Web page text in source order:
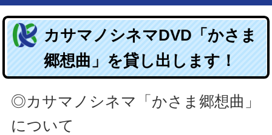
カサマノシネマDVD「かさま
郷想曲」を貸し出します！
◎カサマノシネマ「かさま郷想曲」
について